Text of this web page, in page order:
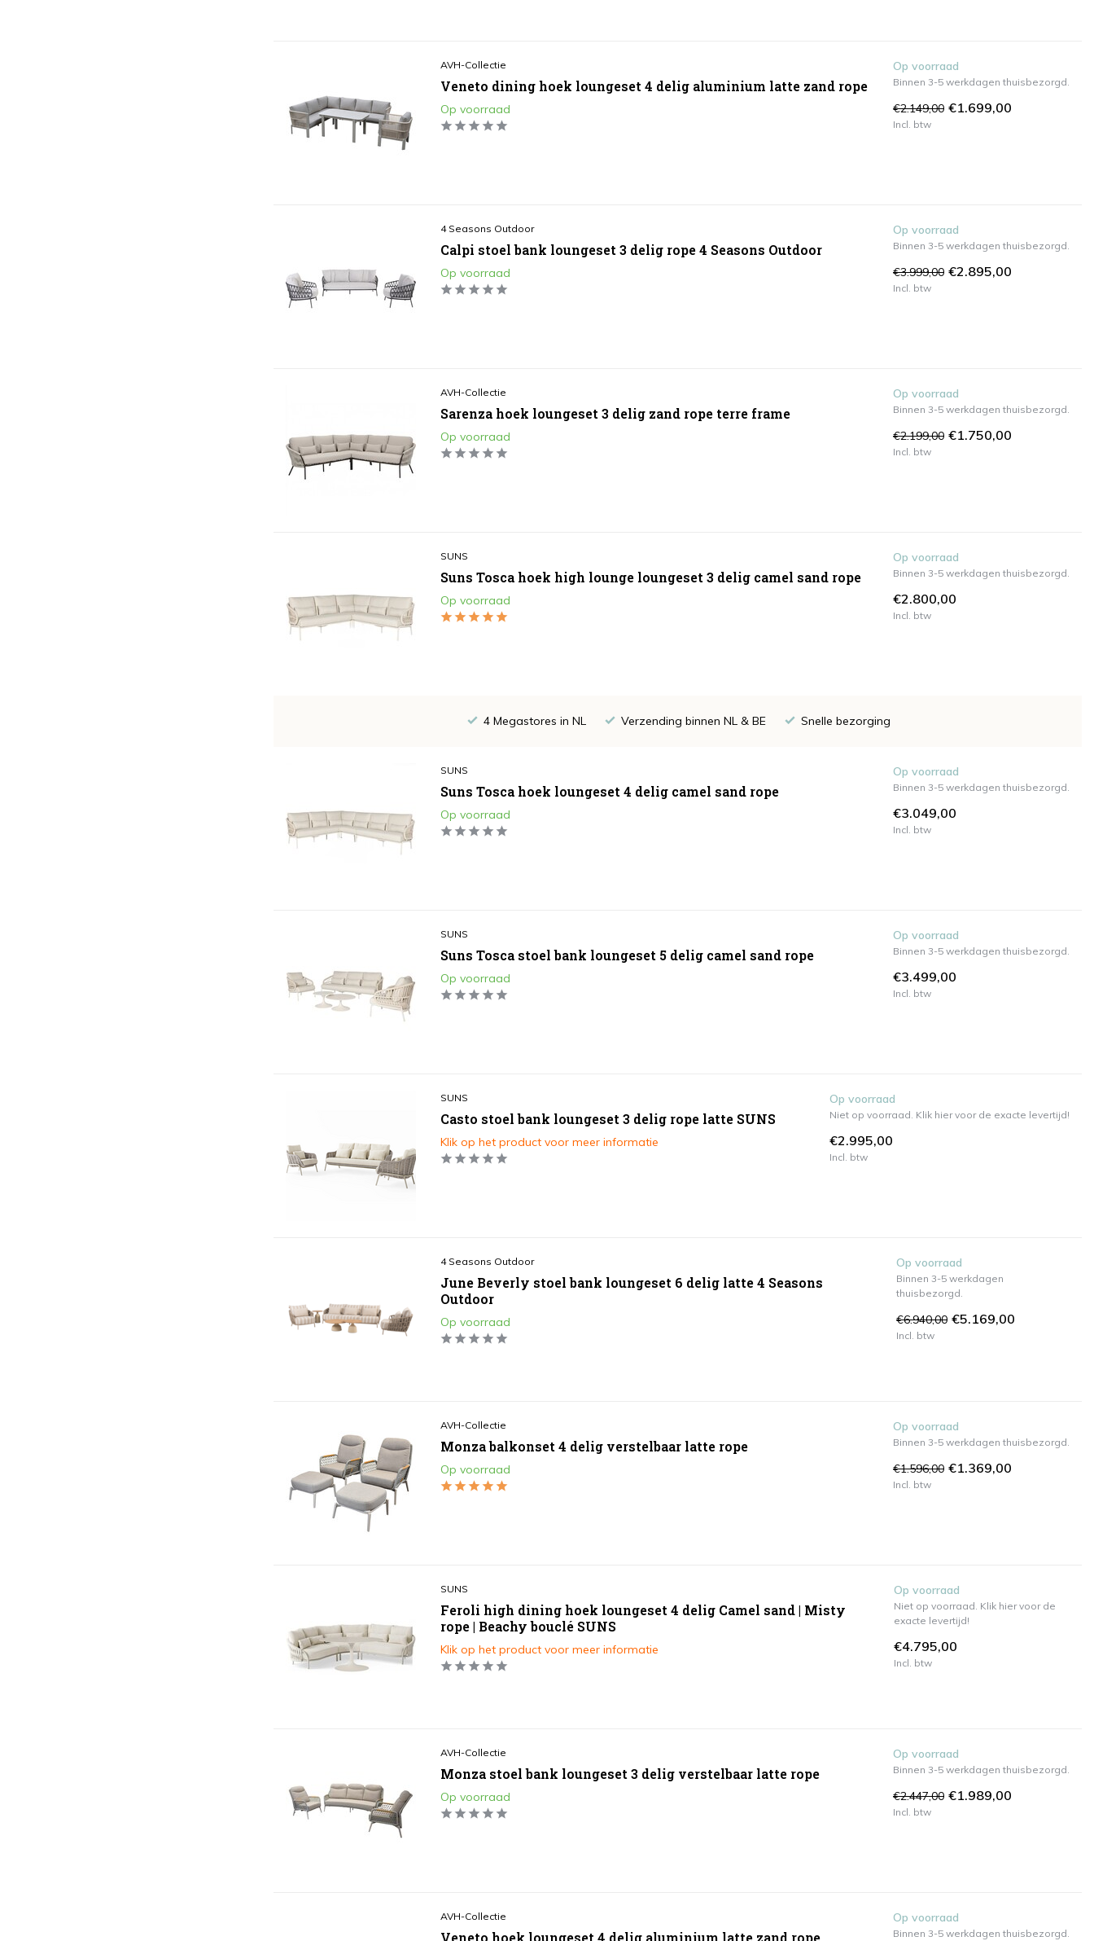
AVH-Collectie
Veneto dining hoek loungeset 4 delig aluminium latte zand rope
Op voorraad
Op voorraad
Binnen 3-5 werkdagen thuisbezorgd.
€2.149,00 €1.699,00
Incl. btw
4 Seasons Outdoor
Calpi stoel bank loungeset 3 delig rope 4 Seasons Outdoor
Op voorraad
Op voorraad
Binnen 3-5 werkdagen thuisbezorgd.
€3.999,00 €2.895,00
Incl. btw
AVH-Collectie
Sarenza hoek loungeset 3 delig zand rope terre frame
Op voorraad
Op voorraad
Binnen 3-5 werkdagen thuisbezorgd.
€2.199,00 €1.750,00
Incl. btw
SUNS
Suns Tosca hoek high lounge loungeset 3 delig camel sand rope
Op voorraad
Op voorraad
Binnen 3-5 werkdagen thuisbezorgd.
€2.800,00
Incl. btw
4 Megastores in NL Verzending binnen NL & BE Snelle bezorging
SUNS
Suns Tosca hoek loungeset 4 delig camel sand rope
Op voorraad
Op voorraad
Binnen 3-5 werkdagen thuisbezorgd.
€3.049,00
Incl. btw
SUNS
Suns Tosca stoel bank loungeset 5 delig camel sand rope
Op voorraad
Op voorraad
Binnen 3-5 werkdagen thuisbezorgd.
€3.499,00
Incl. btw
SUNS
Casto stoel bank loungeset 3 delig rope latte SUNS
Klik op het product voor meer informatie
Op voorraad
Niet op voorraad. Klik hier voor de exacte levertijd!
€2.995,00
Incl. btw
4 Seasons Outdoor
June Beverly stoel bank loungeset 6 delig latte 4 Seasons
Outdoor
Op voorraad
Op voorraad
Binnen 3-5 werkdagen
thuisbezorgd.
€6.940,00 €5.169,00
Incl. btw
AVH-Collectie
Monza balkonset 4 delig verstelbaar latte rope
Op voorraad
Op voorraad
Binnen 3-5 werkdagen thuisbezorgd.
€1.596,00 €1.369,00
Incl. btw
SUNS
Feroli high dining hoek loungeset 4 delig Camel sand | Misty
rope | Beachy bouclé SUNS
Klik op het product voor meer informatie
Op voorraad
Niet op voorraad. Klik hier voor de
exacte levertijd!
€4.795,00
Incl. btw
AVH-Collectie
Monza stoel bank loungeset 3 delig verstelbaar latte rope
Op voorraad
Op voorraad
Binnen 3-5 werkdagen thuisbezorgd.
€2.447,00 €1.989,00
Incl. btw
AVH-Collectie
Veneto hoek loungeset 4 delig aluminium latte zand rope
Op voorraad
Binnen 3-5 werkdagen thuisbezorgd.